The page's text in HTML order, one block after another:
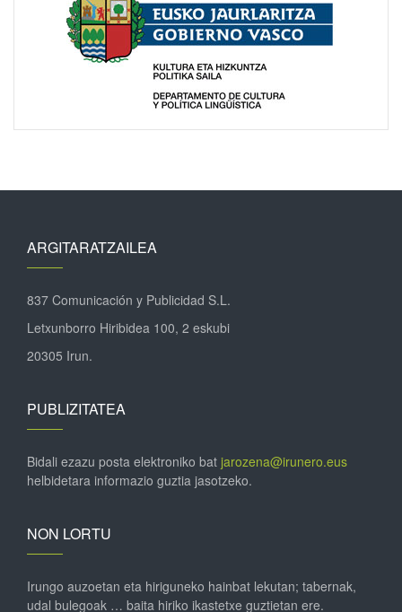
ARGITARATZAILEA
837 Comunicación y Publicidad S.L.
Letxunborro Hiribidea 100, 2 eskubi
20305 Irun.
PUBLIZITATEA
Bidali ezazu posta elektroniko bat jarozena@irunero.eus
helbidetara informazio guztia jasotzeko.
NON LORTU
Irungo auzoetan eta hiriguneko hainbat lekutan; tabernak,
udal bulegoak … baita hiriko ikastetxe guztietan ere.